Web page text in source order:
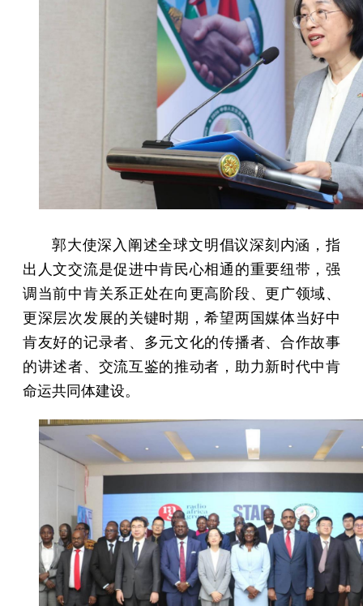
郭大使深入阐述全球文明倡议深刻内涵，指
出人文交流是促进中肯民心相通的重要纽带，强
调当前中肯关系正处在向更高阶段、更广领域、
更深层次发展的关键时期，希望两国媒体当好中
肯友好的记录者、多元文化的传播者、合作故事
的讲述者、交流互鉴的推动者，助力新时代中肯
命运共同体建设。